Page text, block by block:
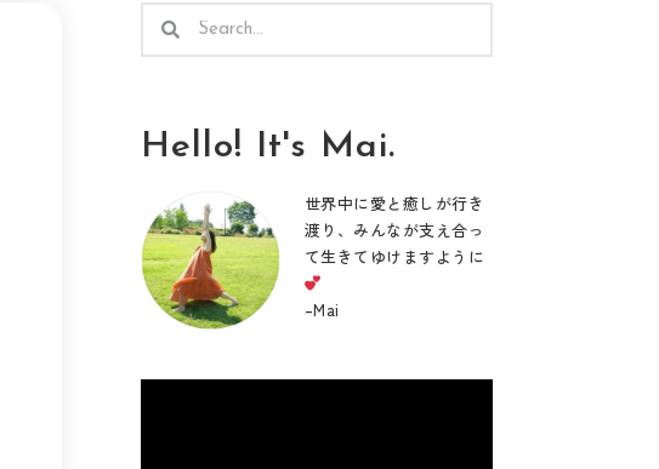
索
索
Hello! It's Mai.
世界中に愛と癒しが行き
渡り、みんなが支え合っ
て生きてゆけますように
–Mai